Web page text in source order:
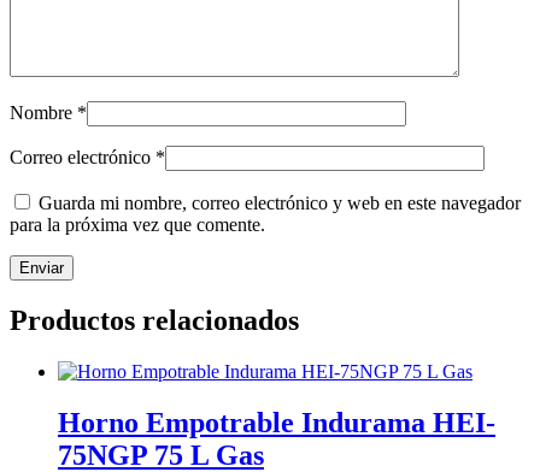
Nombre *
Correo electrónico *
Guarda mi nombre, correo electrónico y web en este navegador
para la próxima vez que comente.
Productos relacionados
Horno Empotrable Indurama HEI-
75NGP 75 L Gas